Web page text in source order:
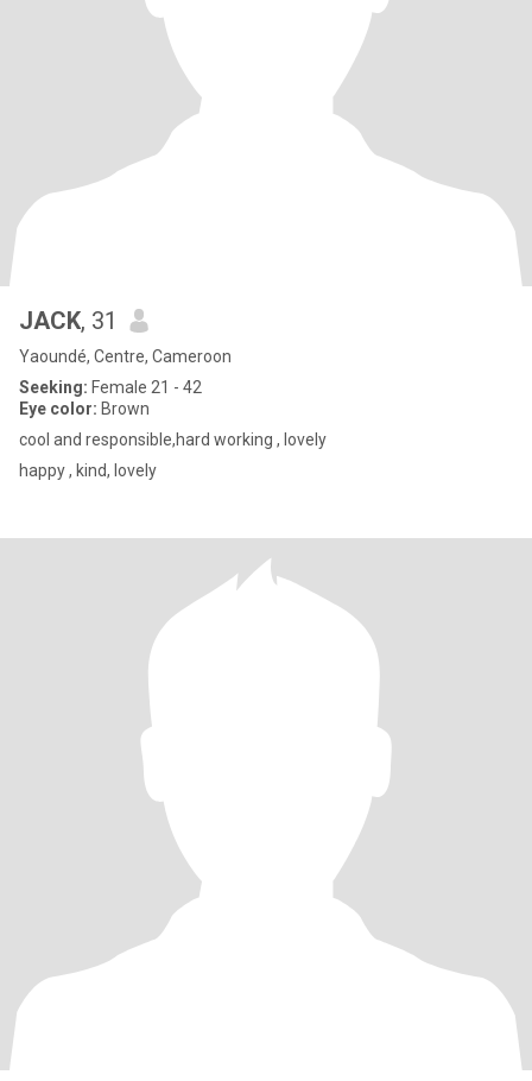
JACK, 31
Yaoundé, Centre, Cameroon
Seeking: Female 21 - 42
Eye color: Brown
cool and responsible,hard working , lovely
happy , kind, lovely